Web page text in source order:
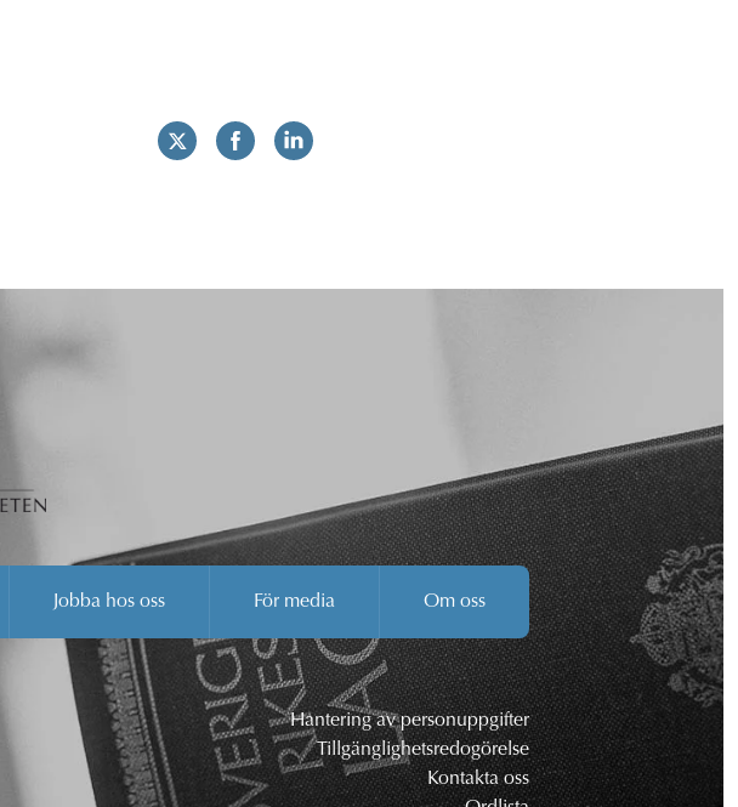
Jobba hos oss För media Om oss
Hantering av personuppgifter
Tillgänglighetsredogörelse
Kontakta oss